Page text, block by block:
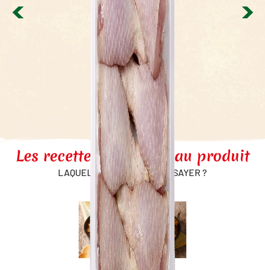
Aiguillettes de
poulet
Les recettes associées au produit
LAQUELLE ALLEZ-VOUS ESSAYER ?